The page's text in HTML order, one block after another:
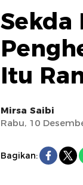
Itu
Mirsa Saibi
Rabu, 10
Bagikan: